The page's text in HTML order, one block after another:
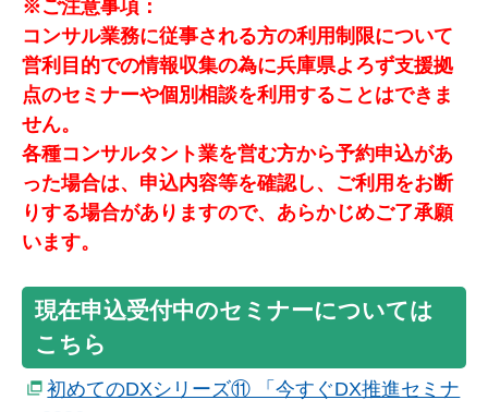
※ご注意事項：
コンサル業務に従事される方の利用制限について
営利目的での情報収集の為に兵庫県よろず支援拠
点のセミナーや個別相談を利用することはできま
せん。
各種コンサルタント業を営む方から予約申込があ
った場合は、申込内容等を確認し、ご利用をお断
りする場合がありますので、あらかじめご了承願
います。
現在申込受付中のセミナーについては
こちら
初めてのDXシリーズ⑪ 「今すぐDX推進セミナ